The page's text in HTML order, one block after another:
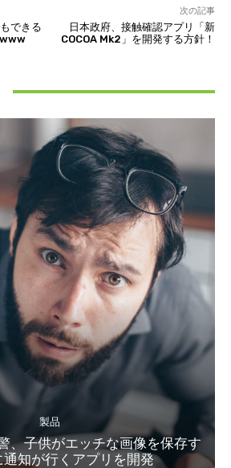
できる
次の記事
日本政府、接触確認アプリ「新
COCOA Mk2」を開発する方針！
製品
、子供がエッチな画像を保存す
通知が行くアプリを開発